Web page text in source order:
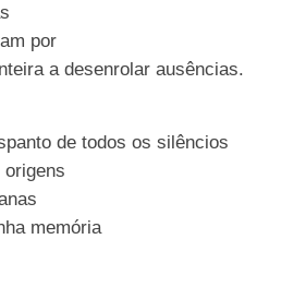
por
a desenrolar ausências.
de todos os silêncios
memória